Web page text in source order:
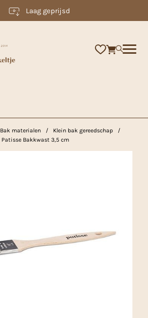
Laag geprijsd
Bak materialen / Klein bak gereedschap
/
Patisse Bakkwast 3,5 cm